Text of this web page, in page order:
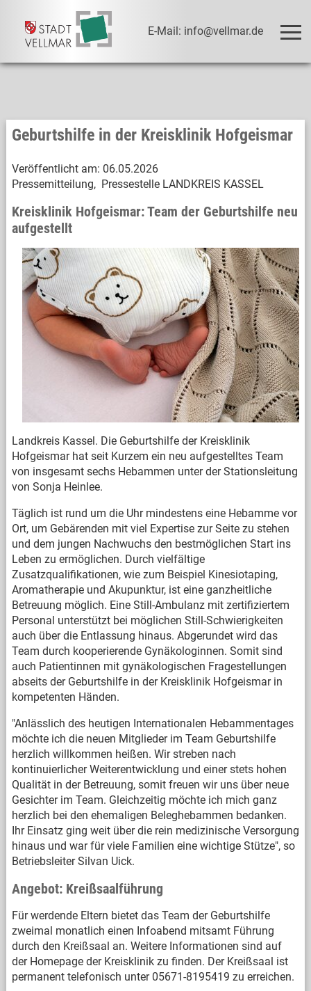
E-Mail: info@vellmar.de
Geburtshilfe in der Kreisklinik Hofgeismar
Veröffentlicht am: 06.05.2026
Pressemitteilung, Pressestelle LANDKREIS KASSEL
Kreisklinik Hofgeismar: Team der Geburtshilfe neu
aufgestellt
Landkreis Kassel. Die Geburtshilfe der Kreisklinik
Hofgeismar hat seit Kurzem ein neu aufgestelltes Team
von insgesamt sechs Hebammen unter der Stationsleitung
von Sonja Heinlee.
Täglich ist rund um die Uhr mindestens eine Hebamme vor
Ort, um Gebärenden mit viel Expertise zur Seite zu stehen
und dem jungen Nachwuchs den bestmöglichen Start ins
Leben zu ermöglichen. Durch vielfältige
Zusatzqualifikationen, wie zum Beispiel Kinesiotaping,
Aromatherapie und Akupunktur, ist eine ganzheitliche
Betreuung möglich. Eine Still-Ambulanz mit zertifiziertem
Personal unterstützt bei möglichen Still-Schwierigkeiten
auch über die Entlassung hinaus. Abgerundet wird das
Team durch kooperierende Gynäkologinnen. Somit sind
auch Patientinnen mit gynäkologischen Fragestellungen
abseits der Geburtshilfe in der Kreisklinik Hofgeismar in
kompetenten Händen.
"Anlässlich des heutigen Internationalen Hebammentages
möchte ich die neuen Mitglieder im Team Geburtshilfe
herzlich willkommen heißen. Wir streben nach
kontinuierlicher Weiterentwicklung und einer stets hohen
Qualität in der Betreuung, somit freuen wir uns über neue
Gesichter im Team. Gleichzeitig möchte ich mich ganz
herzlich bei den ehemaligen Beleghebammen bedanken.
Ihr Einsatz ging weit über die rein medizinische Versorgung
hinaus und war für viele Familien eine wichtige Stütze", so
Betriebsleiter Silvan Uick.
Angebot: Kreißsaalführung
Für werdende Eltern bietet das Team der Geburtshilfe
zweimal monatlich einen Infoabend mitsamt Führung
durch den Kreißsaal an. Weitere Informationen sind auf
der Homepage der Kreisklinik zu finden. Der Kreißsaal ist
permanent telefonisch unter 05671-8195419 zu erreichen.